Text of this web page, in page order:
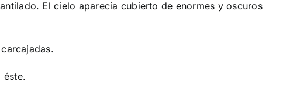
El cielo aparecía cubierto de enormes y oscuros
éste.